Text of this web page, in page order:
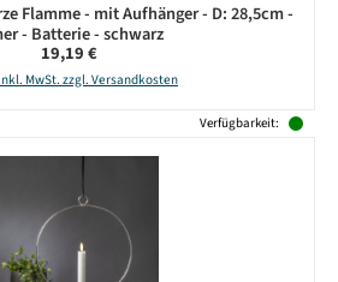
Flamme - mit Aufhänger - D: 28,5cm -
- Batterie - schwarz
Regulärer Preis:
19,19 €
MwSt. zzgl. Versandkosten
Verfügbarkeit: